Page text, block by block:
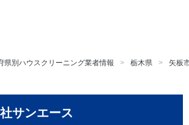
県別ハウスクリーニング業者情報 栃木県 矢板
サンエース